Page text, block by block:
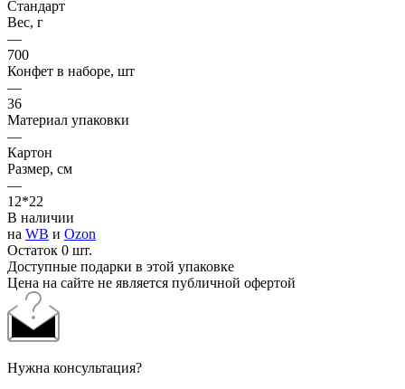
Стандарт
Вес, г
—
700
Конфет в наборе, шт
—
36
Материал упаковки
—
Картон
Размер, см
—
12*22
В наличии
на WB и Ozon
Остаток 0 шт.
Доступные подарки в этой упаковке
Цена на сайте не является публичной офертой
Нужна консультация?